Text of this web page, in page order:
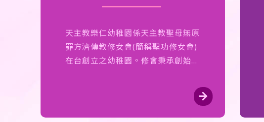
天主教樂仁幼稚園係天主教聖母無原
罪方濟傳教修女會(簡稱聖功修女會)
在台創立之幼稚園。修會秉承創始人
基督愛的使命，培養幼兒宗教心，並
配合當今幼稚教育目標，協助幼兒生
命的成長發展，以奠定健全的人格。